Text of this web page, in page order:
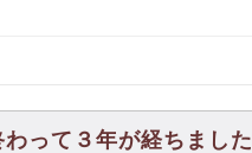
って３年が経ちました